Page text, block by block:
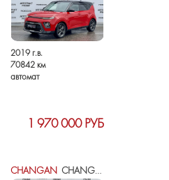
2019 г.в.
70842 км
автомат
1 970 000 РУБ
CHANGAN CHANGAN UNI-T I